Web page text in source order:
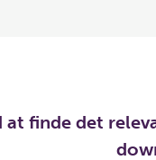
finde det